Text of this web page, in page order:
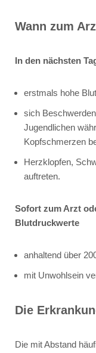
Wann zum
In den nächsten
erstmals hohe
sich
Jugendlichen
Kopfschmerzen
Herzklopfen,
auftreten.
Sofort zum Arzt
Blutdruckwerte
anhaltend über
mit Unwohlsein
Die
Die mit Abstand